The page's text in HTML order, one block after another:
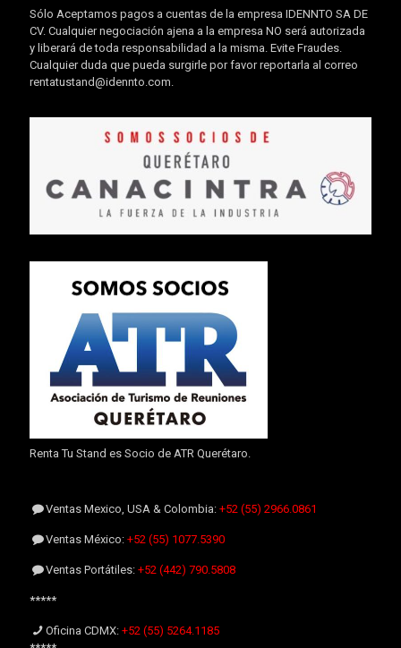
Sólo Aceptamos pagos a cuentas de la empresa IDENNTO SA DE
CV. Cualquier negociación ajena a la empresa NO será autorizada
y liberará de toda responsabilidad a la misma. Evite Fraudes.
Cualquier duda que pueda surgirle por favor reportarla al correo
rentatustand@idennto.com.
Renta Tu Stand es Socio de ATR Querétaro.
Ventas Mexico, USA & Colombia:+52 (55) 2966.0861
Ventas México:+52 (55) 1077.5390
Ventas Portátiles:+52 (442) 790.5808
*****
Oficina CDMX:+52 (55) 5264.1185